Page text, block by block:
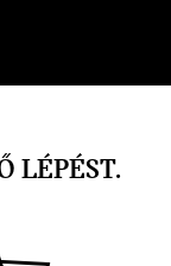
LÉPÉST.